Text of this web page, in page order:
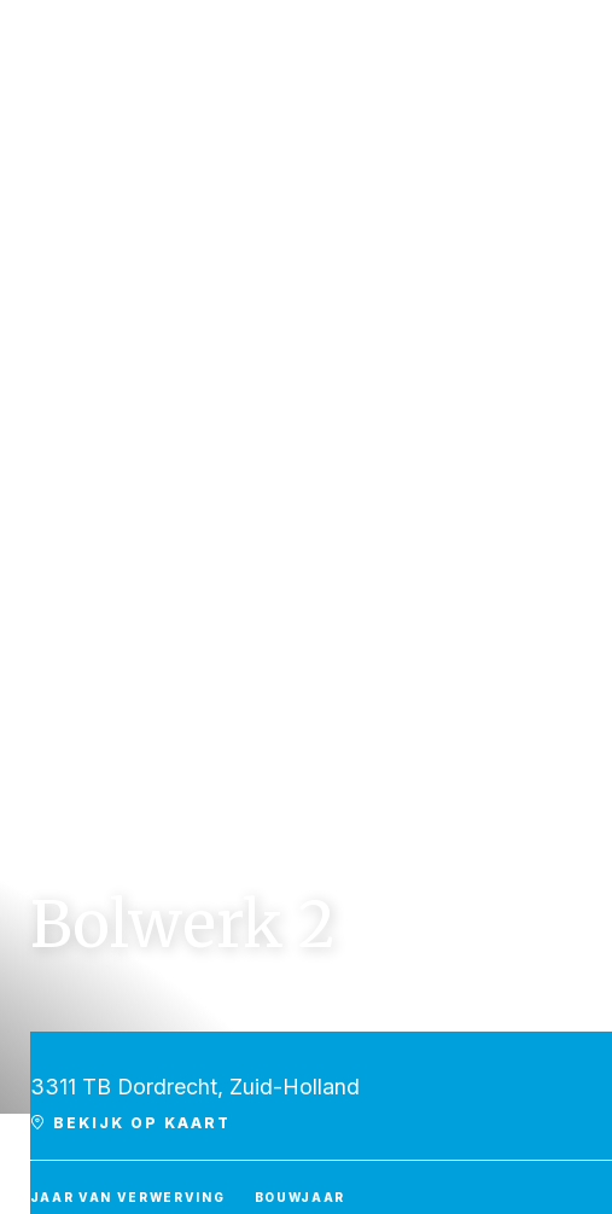
Bolwerk 2
3311 TB Dordrecht, Zuid-Holland
BEKIJK OP KAART
JAAR VAN VERWERVING BOUWJAAR